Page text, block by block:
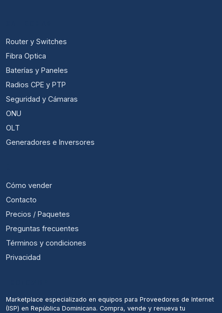
Router y Switches
Fibra Optica
Baterías y Paneles
Radios CPE y PTP
Seguridad y Cámaras
ONU
OLT
Generadores e Inversores
Cómo vender
Contacto
Precios / Paquetes
Preguntas frecuentes
Términos y condiciones
Privacidad
Marketplace especializado en equipos para Proveedores de Internet
(ISP) en República Dominicana. Compra, vende y renueva tu